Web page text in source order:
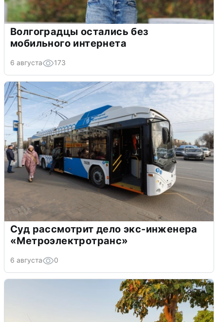
Волгоградцы остались без
мобильного интернета
6 августа 173
Суд рассмотрит дело экс-инженера
«Метроэлектротранс»
6 августа 0